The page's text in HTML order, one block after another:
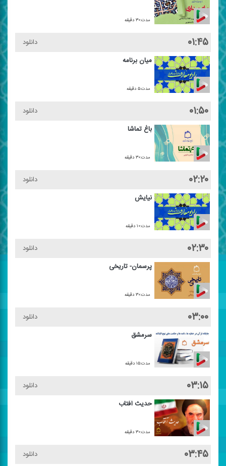
مدت:۳۰ دقیقه
۰۱:۴۵
دانلود
میان برنامه
مدت:۵ دقیقه
۰۱:۵۰
دانلود
باغ تماشا
مدت:۳۰ دقیقه
۰۲:۲۰
دانلود
نیایش
مدت:۱۰ دقیقه
۰۲:۳۰
دانلود
پرسمان- تاریخی
مدت:۳۰ دقیقه
۰۳:۰۰
دانلود
سرمشق
مدت:۱۵ دقیقه
۰۳:۱۵
دانلود
حدیث آفتاب
مدت:۳۰ دقیقه
۰۳:۴۵
دانلود